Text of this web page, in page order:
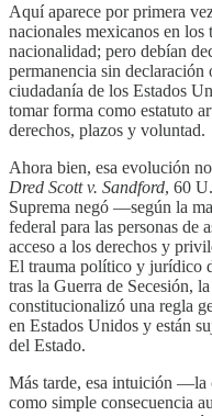
Aquí aparece por primera
nacionales mexicanos en
nacionalidad; pero debían
permanencia sin declaración
ciudadanía de los Estados
tomar forma como estatuto
derechos, plazos y voluntad.
Ahora bien, esa evolución
Dred Scott v. Sandford, 60
Suprema negó —según la
federal para las personas de
acceso a los derechos y
El trauma político y jurídico
tras la Guerra de Secesión,
constitucionalizó una regla
en Estados Unidos y están
del Estado.
Más tarde, esa intuición —la
como simple consecuencia